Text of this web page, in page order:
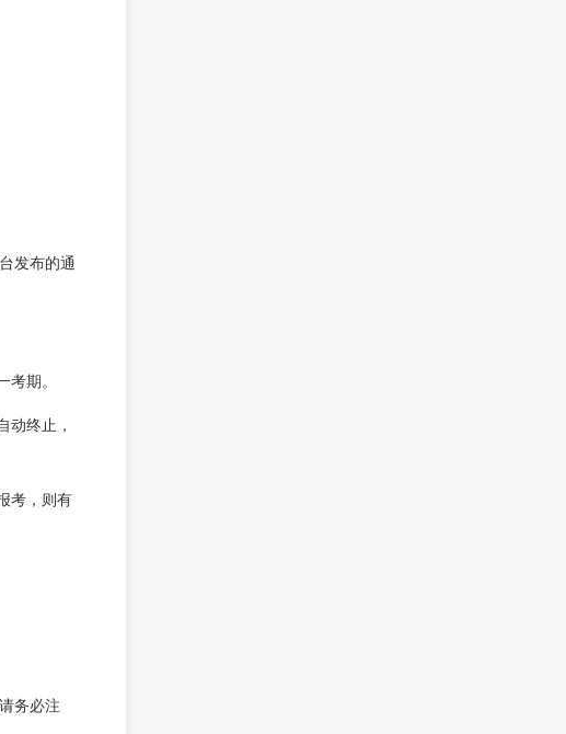
发布的通
期。
动终止，
考，则有
务必注